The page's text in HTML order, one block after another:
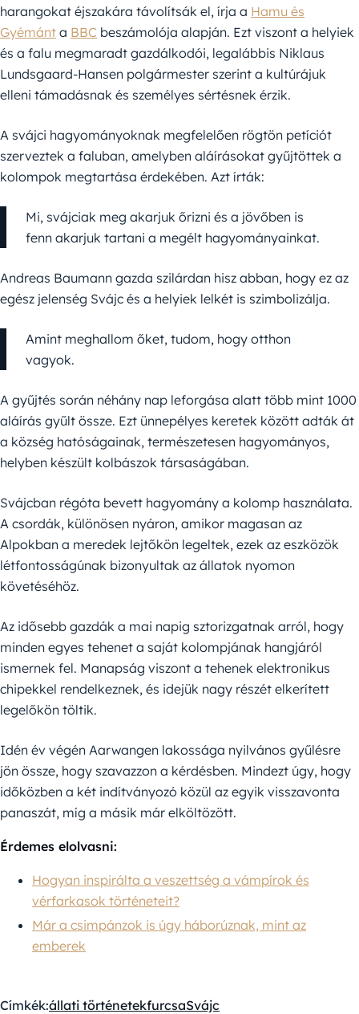
harangokat éjszakára távolítsák el, írja a Hamu és
Gyémánt a BBC beszámolója alapján. Ezt viszont a helyiek
és a falu megmaradt gazdálkodói, legalábbis Niklaus
Lundsgaard-Hansen polgármester szerint a kultúrájuk
elleni támadásnak és személyes sértésnek érzik.
A svájci hagyományoknak megfelelően rögtön petíciót
szerveztek a faluban, amelyben aláírásokat gyűjtöttek a
kolompok megtartása érdekében. Azt írták:
Mi, svájciak meg akarjuk őrizni és a jövőben is
fenn akarjuk tartani a megélt hagyományainkat.
Andreas Baumann gazda szilárdan hisz abban, hogy ez az
egész jelenség Svájc és a helyiek lelkét is szimbolizálja.
Amint meghallom őket, tudom, hogy otthon
vagyok.
A gyűjtés során néhány nap leforgása alatt több mint 1000
aláírás gyűlt össze. Ezt ünnepélyes keretek között adták át
a község hatóságainak, természetesen hagyományos,
helyben készült kolbászok társaságában.
Svájcban régóta bevett hagyomány a kolomp használata.
A csordák, különösen nyáron, amikor magasan az
Alpokban a meredek lejtőkön legeltek, ezek az eszközök
létfontosságúnak bizonyultak az állatok nyomon
követéséhöz.
Az idősebb gazdák a mai napig sztorizgatnak arról, hogy
minden egyes tehenet a saját kolompjának hangjáról
ismernek fel. Manapság viszont a tehenek elektronikus
chipekkel rendelkeznek, és idejük nagy részét elkerített
legelőkön töltik.
Idén év végén Aarwangen lakossága nyilvános gyűlésre
jön össze, hogy szavazzon a kérdésben. Mindezt úgy, hogy
időközben a két indítványozó közül az egyik visszavonta
panaszát, míg a másik már elköltözött.
Érdemes elolvasni:
Hogyan inspirálta a veszettség a vámpírok és
vérfarkasok történeteit?
Már a csimpánzok is úgy háborúznak, mint az
emberek
Címkék:állati történetekfurcsaSvájc